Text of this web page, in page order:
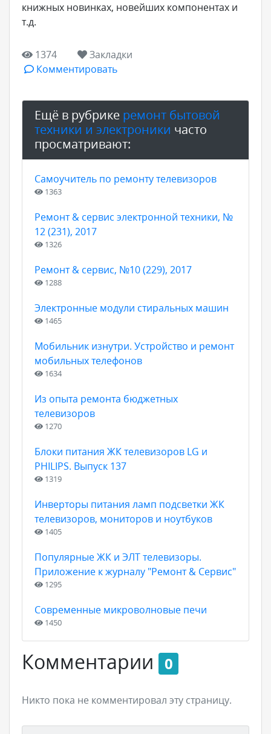
книжных новинках, новейших компонентах и
т.д.
1374
Закладки
Комментировать
Ещё в рубрике ремонт бытовой
техники и электроники часто
просматривают:
Самоучитель по ремонту телевизоров
1363
Ремонт & сервис электронной техники, №
12 (231), 2017
1326
Ремонт & сервис, №10 (229), 2017
1288
Электронные модули стиральных машин
1465
Мобильник изнутри. Устройство и ремонт
мобильных телефонов
1634
Из опыта ремонта бюджетных
телевизоров
1270
Блоки питания ЖК телевизоров LG и
PHILIPS. Выпуск 137
1319
Инверторы питания ламп подсветки ЖК
телевизоров, мониторов и ноутбуков
1405
Популярные ЖК и ЭЛТ телевизоры.
Приложение к журналу "Ремонт & Сервис"
1295
Современные микроволновые печи
1450
Комментарии 0
Никто пока не комментировал эту страницу.